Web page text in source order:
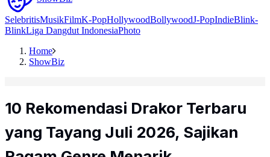
SelebritisMusikFilmK-PopHollywoodBollywoodJ-PopIndieBlink-
BlinkLiga Dangdut IndonesiaPhoto
Home
ShowBiz
10 Rekomendasi Drakor Terbaru
yang Tayang Juli 2026, Sajikan